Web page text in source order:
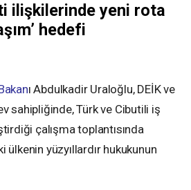
ilişkilerinde yeni rota
hedefi
ı Abdulkadir Uraloğlu, DEİK ve
sahipliğinde, Türk ve Cibutili iş
çalışma toplantısında
ülkenin yüzyıllardır hukukunun